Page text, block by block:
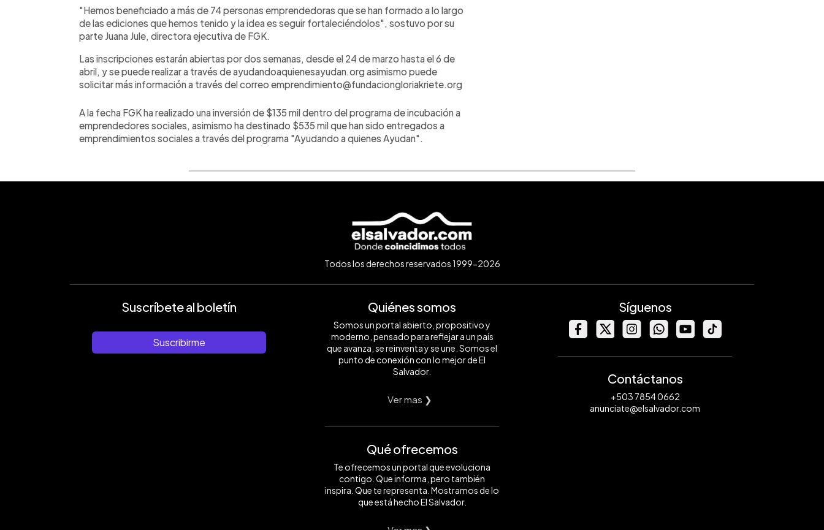
"Hemos beneficiado a más de 74 personas emprendedoras que se han formado a lo largo
de las ediciones que hemos tenido y la idea es seguir fortaleciéndolos", sostuvo por su
parte Juana Jule, directora ejecutiva de FGK.
Las inscripciones estarán abiertas por dos semanas, desde el 24 de marzo hasta el 6 de
abril, y se puede realizar a través de ayudandoaquienesayudan.org asimismo puede
solicitar más información a través del correo emprendimiento@fundaciongloriakriete.org
A la fecha FGK ha realizado una inversión de $135 mil dentro del programa de incubación a
emprendedores sociales, asimismo ha destinado $535 mil que han sido entregados a
emprendimientos sociales a través del programa "Ayudando a quienes Ayudan".
Todos los derechos reservados 1999-2026
Suscríbete al boletín
Suscribirme
Quiénes somos
Somos un portal abierto, propositivo y
moderno, pensado para reflejar a un país
que avanza, se reinventa y se une. Somos el
punto de conexión con lo mejor de El
Salvador.
Ver mas ❯
Qué ofrecemos
Te ofrecemos un portal que evoluciona
contigo. Que informa, pero también
inspira. Que te representa. Mostramos de lo
que está hecho El Salvador.
Síguenos
Contáctanos
+503 7854 0662
anunciate@elsalvador.com